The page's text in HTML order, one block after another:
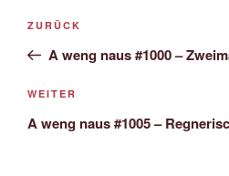
Beitrags-
Vorheriger
Beitrag
ZURÜCK
A weng naus #1000 –
Nächster
Beitrag
WEITER
A weng naus #1005 –